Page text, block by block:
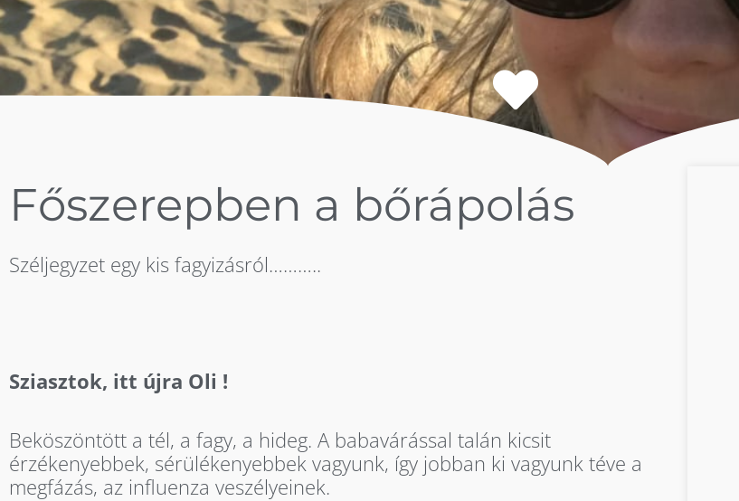
Főszerepben a bőrápolás
Széljegyzet egy kis fagyizásról………..
Sziasztok, itt újra Oli !
Beköszöntött a tél, a fagy, a hideg. A babavárással talán kicsit
érzékenyebbek, sérülékenyebbek vagyunk, így jobban ki vagyunk téve a
megfázás, az influenza veszélyeinek.